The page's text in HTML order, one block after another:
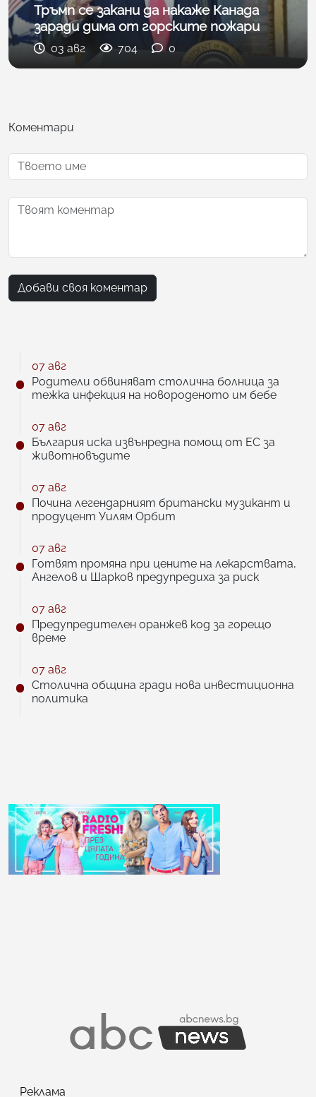
Тръмп се закани да накаже Канада
заради дима от горските пожари
03 авг 704 0
Коментари
Добави своя коментар
07 авг
Родители обвиняват столична болница за
тежка инфекция на новороденото им бебе
07 авг
България иска извънредна помощ от ЕС за
животновъдите
07 авг
Почина легендарният британски музикант и
продуцент Уилям Орбит
07 авг
Готвят промяна при цените на лекарствата,
Ангелов и Шарков предупредиха за риск
07 авг
Предупредителен оранжев код за горещо
време
07 авг
Столична община гради нова инвестиционна
политика
Реклама